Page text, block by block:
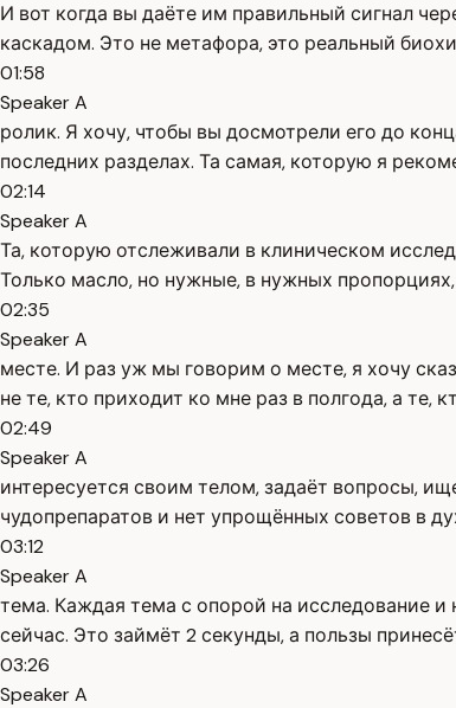
И вот когда вы даёте им правильный сигнал
каскадом. Это не метафора, это реальный
01:58
Speaker A
ролик. Я хочу, чтобы вы досмотрели его до
последних разделах. Та самая, которую я
02:14
Speaker A
Та, которую отслеживали в клиническом
Только масло, но нужные, в нужных
02:35
Speaker A
месте. И раз уж мы говорим о месте, я хочу
не те, кто приходит ко мне раз в полгода, а те,
02:49
Speaker A
интересуется своим телом, задаёт вопросы,
чудопрепаратов и нет упрощённых советов в
03:12
Speaker A
тема. Каждая тема с опорой на исследование и
сейчас. Это займёт 2 секунды, а пользы
03:26
Speaker A